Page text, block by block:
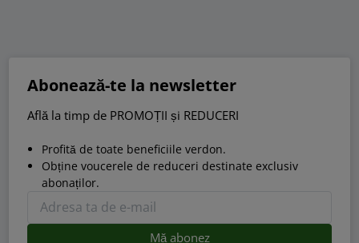
Abonează-te la newsletter
Află la timp de PROMOȚII și REDUCERI
Profită de toate beneficiile verdon.
Obține voucerele de reduceri destinate exclusiv
abonaților.